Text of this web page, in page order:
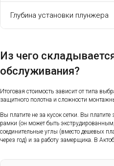
Глубина установки плунжера
Из чего
обслуживания?
Итоговая стоимость зависит от типа
защитного полотна и сложности
Вы платите не за кусок сетки. Вы
рамки (он может быть
соединительные углы (вместо дешевых
через год) и за работу замерщика. В